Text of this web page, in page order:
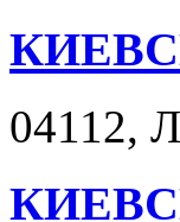
04112,